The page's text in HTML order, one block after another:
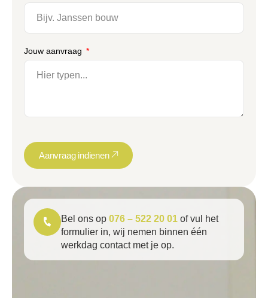
Jouw aanvraag
Aanvraag indienen
Bel ons op 076 – 522 20 01 of vul het
formulier in, wij nemen binnen één
werkdag contact met je op.